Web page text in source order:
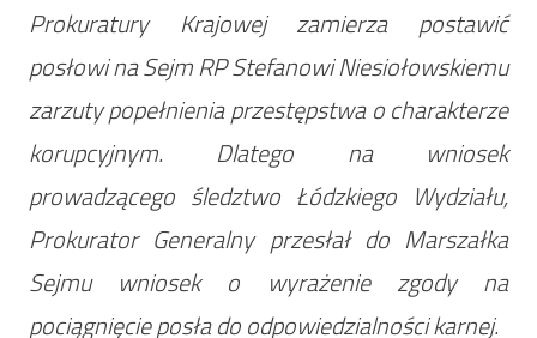
Prokuratury Krajowej zamierza postawić
posłowi na Sejm RP Stefanowi Niesiołowskiemu
zarzuty popełnienia przestępstwa o charakterze
korupcyjnym. Dlatego na wniosek
prowadzącego śledztwo Łódzkiego Wydziału,
Prokurator Generalny przesłał do Marszałka
Sejmu wniosek o wyrażenie zgody na
pociągnięcie posła do odpowiedzialności karnej.